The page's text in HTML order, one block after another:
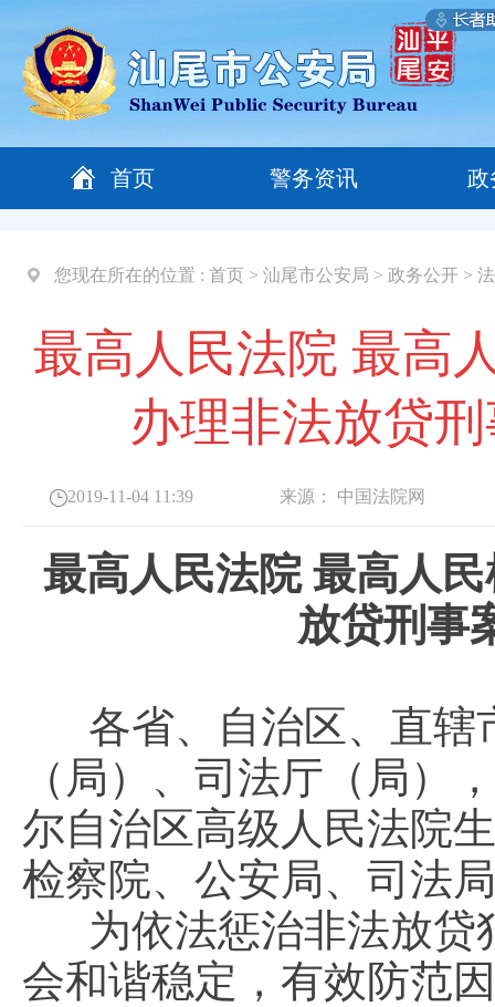
首页 警务资讯 政
您现在所在的位置 : 首页 > 汕尾市公安局 > 政务公开 >
最高人民法院 最高
办理非法放贷
2019-11-04 11:39 来源： 中国法院网
最高人民法院 最高人
放贷刑事
各省、自治区、直辖
（局）、司法厅（局）
尔自治区高级人民法院
检察院、公安局、司法
为依法惩治非法放
会和谐稳定，有效防范